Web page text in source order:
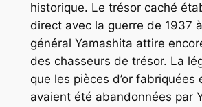
historique. Le trésor caché
direct avec la guerre de 1937
général Yamashita attire
des chasseurs de trésor. La
que les pièces d’or fabriquées
avaient été abandonnées par